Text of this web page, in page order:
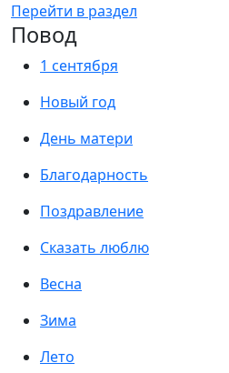
Перейти в раздел
Повод
1 сентября
Новый год
День матери
Благодарность
Поздравление
Сказать люблю
Весна
Зима
Лето